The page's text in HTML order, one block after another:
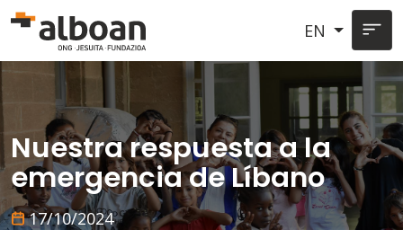
Skip to main content
EN
Nuestra respuesta a la
emergencia de Líbano
17/10/2024